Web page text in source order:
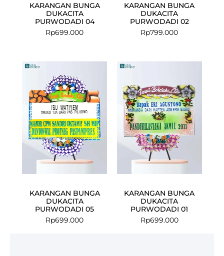
KARANGAN BUNGA
DUKACITA
PURWODADI 04
Rp699.000
KARANGAN BUNGA
DUKACITA
PURWODADI 02
Rp799.000
KARANGAN BUNGA
DUKACITA
PURWODADI 05
Rp699.000
KARANGAN BUNGA
DUKACITA
PURWODADI 01
Rp699.000